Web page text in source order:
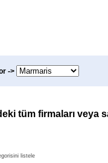
->
tüm firmaları veya
listele